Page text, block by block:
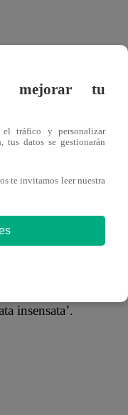
que sorprenden a
la ‘Serenata
de ‘El juglar’ para
vecinos de Lima.
insensata’.
mejorar tu
tráfico y personalizar
, tus datos se gestionarán
te invitamos leer nuestra